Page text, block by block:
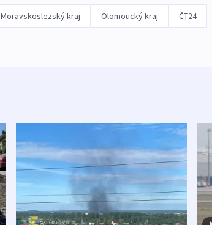
Moravskoslezský kraj Olomoucký kraj ČT24